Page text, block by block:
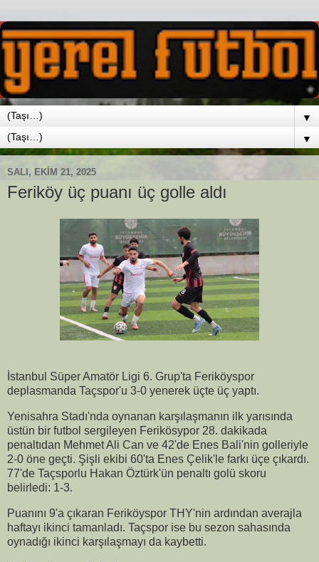
▼
▼
SALI, EKIM 21, 2025
Feriköy üç puanı üç golle aldı
İstanbul Süper Amatör Ligi 6. Grup'ta Feriköyspor
deplasmanda Taçspor'u 3-0 yenerek üçte üç yaptı.
Yenisahra Stadı'nda oynanan karşılaşmanın ilk yarısında
üstün bir futbol sergileyen Ferikösypor 28. dakikada
penaltıdan Mehmet Ali Can ve 42'de Enes Bali'nin golleriyle
2-0 öne geçti. Şişli ekibi 60'ta Enes Çelik'le farkı üçe çıkardı.
77'de Taçsporlu Hakan Öztürk'ün penaltı golü skoru
belirledi: 1-3.
Puanını 9'a çıkaran Feriköyspor THY'nin ardından averajla
haftayı ikinci tamanladı. Taçspor ise bu sezon sahasında
oynadığı ikinci karşılaşmayı da kaybetti.